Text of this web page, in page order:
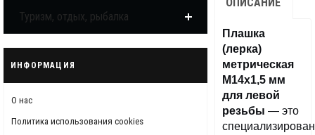
Туризм, отдых, рыбалка
ИНФОРМАЦИЯ
О нас
Политика использования cookies
Плашка
(лерка)
метрическая
М14х1,5 мм
для левой
резьбы — это